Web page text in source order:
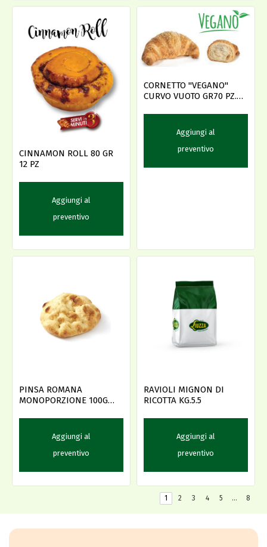
CINNAMON ROLL 80 GR
12 PZ
Aggiungi al
preventivo
CORNETTO "VEGANO"
CURVO VUOTO GR70 PZ.52
Aggiungi al
preventivo
PINSA ROMANA
MONOPORZIONE 100G
Aggiungi al
preventivo
RAVIOLI MIGNON DI
RICOTTA KG.5.5
Aggiungi al
preventivo
1 2 3 4 5 … 8